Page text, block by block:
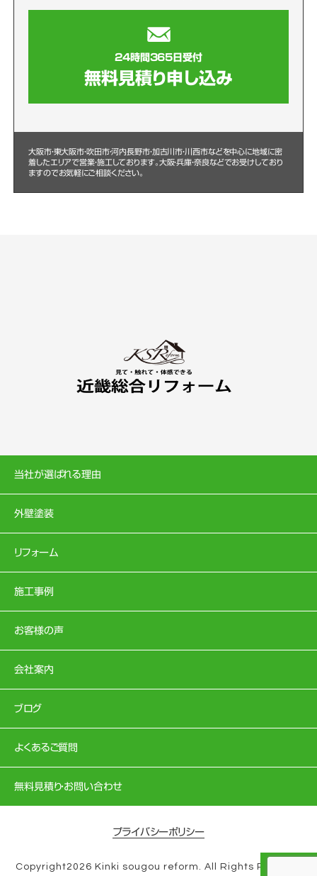
24時間365日受付
無料見積り申し込み
大阪市・東大阪市・吹田市・河内長野市・加古川市・川西市などを中心に地域に密
着したエリアで営業・施工しております。大阪・兵庫・奈良などでお受けしており
ますのでお気軽にご相談ください。
当社が選ばれる理由
外壁塗装
リフォーム
施工事例
お客様の声
会社案内
ブログ
よくあるご質問
無料見積り・お問い合わせ
プライバシーポリシー
Copyright2026 Kinki sougou reform. All Rights Reserve